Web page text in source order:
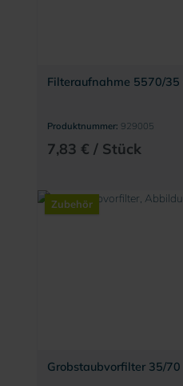
Filteraufnahme 5570/35
Produktnummer: 929005
7,83 € / Stück
Zubehör
Grobstaubvorfilter 35/70